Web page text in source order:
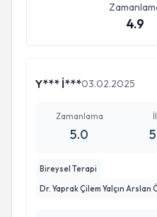
4.9
Y*** İ***03.02.2025
Zamanlama
5.0
Bireysel Terapi
Dr. Yaprak Çilem Yalçın